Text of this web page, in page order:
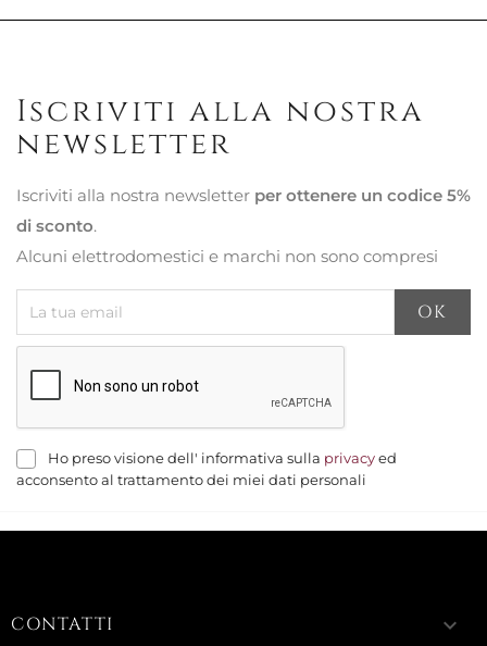
Iscriviti alla nostra
newsletter
Iscriviti alla nostra newsletter per ottenere un codice 5%
di sconto.
Alcuni elettrodomestici e marchi non sono compresi
Ho preso visione dell' informativa sulla privacy ed
acconsento al trattamento dei miei dati personali
CONTATTI keyboard_arrow_down